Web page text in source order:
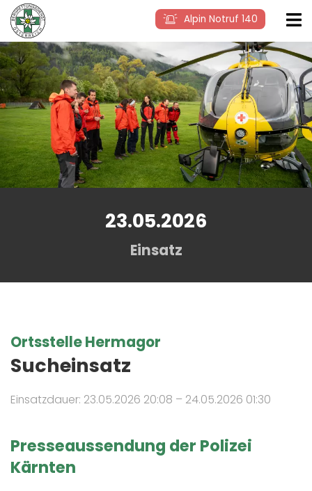
Alpin Notruf 140
23.05.2026
Einsatz
Ortsstelle Hermagor
Sucheinsatz
Einsatzdauer: 23.05.2026 20:08 – 24.05.2026 01:30
Presseaussendung der Polizei
Kärnten